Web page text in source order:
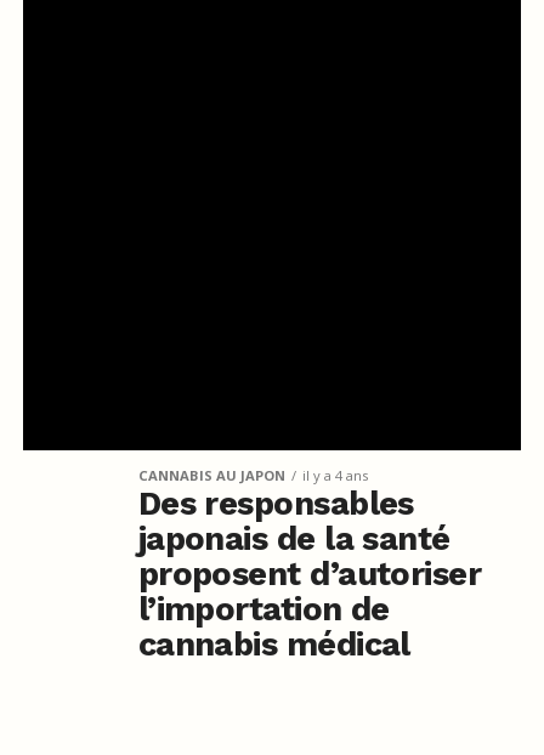
CANNABIS AU JAPON il y a 4 ans
Des responsables
japonais de la santé
proposent d’autoriser
l’importation de
cannabis médical